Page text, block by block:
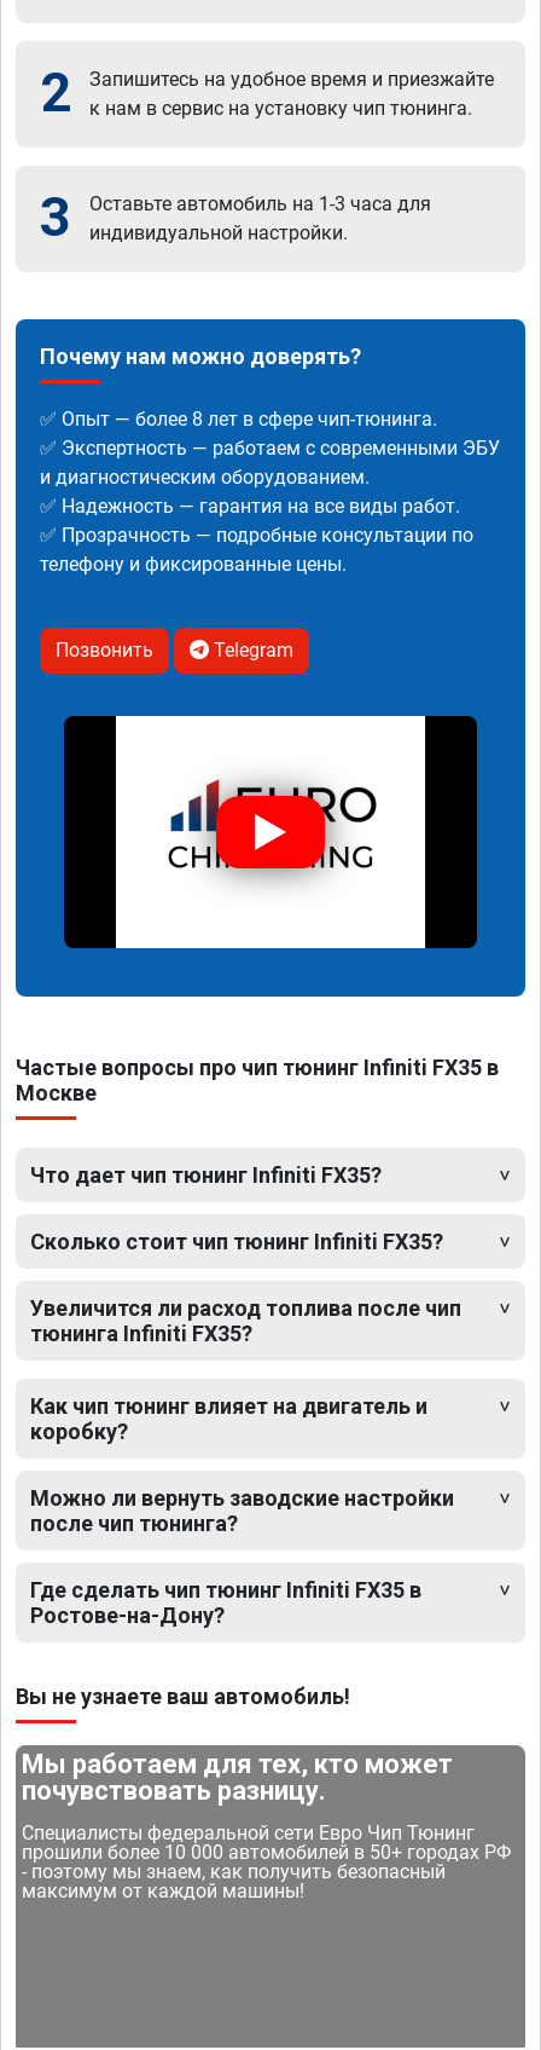
2
Запишитесь на удобное время и приезжайте
к нам в сервис на установку чип тюнинга.
3
Оставьте автомобиль на 1-3 часа для
индивидуальной настройки.
Почему нам можно доверять?
✅ Опыт — более 8 лет в сфере чип-тюнинга.
✅ Экспертность — работаем с современными ЭБУ
и диагностическим оборудованием.
✅ Надежность — гарантия на все виды работ.
✅ Прозрачность — подробные консультации по
телефону и фиксированные цены.
Позвонить Telegram
Частые вопросы про чип тюнинг Infiniti FX35 в
Москве
Что дает чип тюнинг Infiniti FX35?
Сколько стоит чип тюнинг Infiniti FX35?
Увеличится ли расход топлива после чип
тюнинга Infiniti FX35?
Как чип тюнинг влияет на двигатель и
коробку?
Можно ли вернуть заводские настройки
после чип тюнинга?
Где сделать чип тюнинг Infiniti FX35 в
Ростове-на-Дону?
Вы не узнаете ваш автомобиль!
Мы работаем для тех, кто может
почувствовать разницу.
Специалисты федеральной сети Евро Чип Тюнинг
прошили более 10 000 автомобилей в 50+ городах РФ
- поэтому мы знаем, как получить безопасный
максимум от каждой машины!